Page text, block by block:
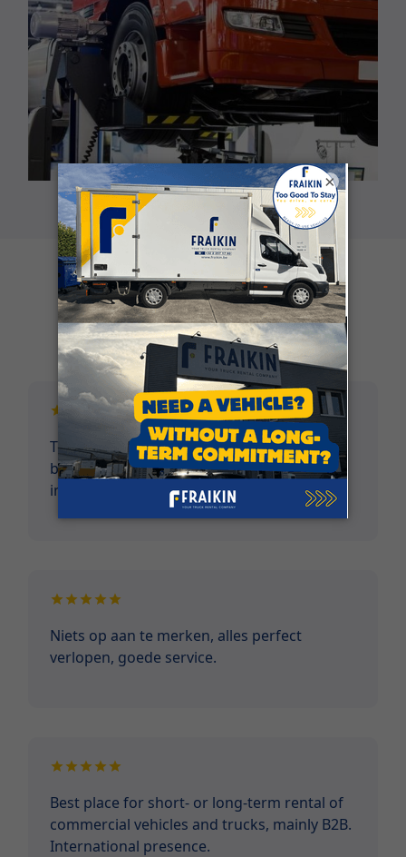
Klantgetuigenissen
Top service vanaf eerste contact tem terug
brengen van voertuig. Voertuigen verkeren
in perfecte staat! Niets op aan te merken.
Niets op aan te merken, alles perfect
verlopen, goede service.
Best place for short- or long-term rental of
commercial vehicles and trucks, mainly B2B.
International presence.
×